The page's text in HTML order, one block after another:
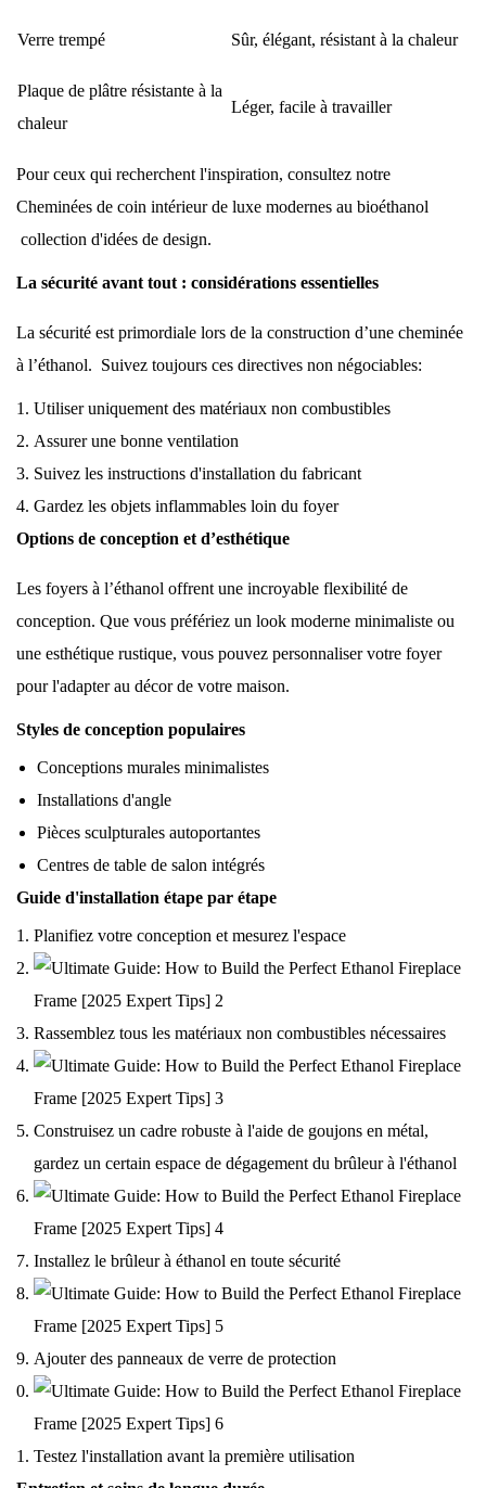
Verre trempé Sûr, élégant, résistant à la chaleur
Plaque de plâtre résistante à la
chaleur
Léger, facile à travailler
Pour ceux qui recherchent l'inspiration, consultez notre
Cheminées de coin intérieur de luxe modernes au bioéthanol
collection d'idées de design.
La sécurité avant tout : considérations essentielles
La sécurité est primordiale lors de la construction d’une cheminée
à l’éthanol. Suivez toujours ces directives non négociables:
Utiliser uniquement des matériaux non combustibles
Assurer une bonne ventilation
Suivez les instructions d'installation du fabricant
Gardez les objets inflammables loin du foyer
Options de conception et d’esthétique
Les foyers à l’éthanol offrent une incroyable flexibilité de
conception. Que vous préfériez un look moderne minimaliste ou
une esthétique rustique, vous pouvez personnaliser votre foyer
pour l'adapter au décor de votre maison.
Styles de conception populaires
Conceptions murales minimalistes
Installations d'angle
Pièces sculpturales autoportantes
Centres de table de salon intégrés
Guide d'installation étape par étape
Planifiez votre conception et mesurez l'espace
Rassemblez tous les matériaux non combustibles nécessaires
Construisez un cadre robuste à l'aide de goujons en métal,
gardez un certain espace de dégagement du brûleur à l'éthanol
Installez le brûleur à éthanol en toute sécurité
Ajouter des panneaux de verre de protection
Testez l'installation avant la première utilisation